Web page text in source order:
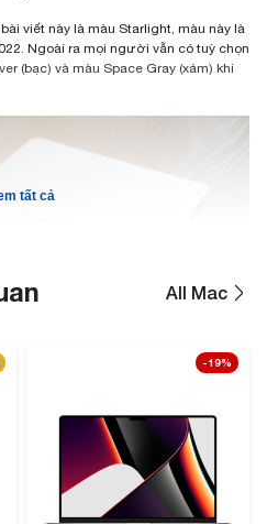
viết này là màu Starlight, màu này là
Ngoài ra mọi người vẫn có tuỳ chọn
(bạc) và màu Space Gray (xám) khi
nhận nhanh khi được trên tay một chút,
Cũng như máy vẫn giữ được giá
tất cả
All Mac
-19%